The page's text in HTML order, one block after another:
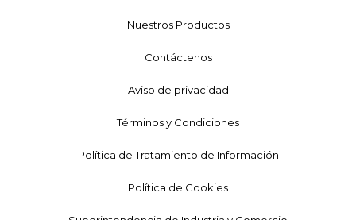
Nuestros Productos
Contáctenos
Aviso de privacidad
Términos y Condiciones
Política de Tratamiento de Información
Política de Cookies